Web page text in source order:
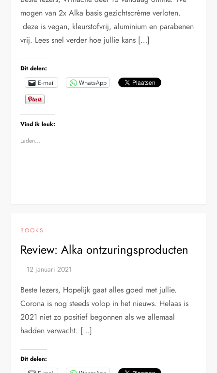
mogen van 2x Alka basis gezichtscrème verloten.
deze is vegan, kleurstofvrij, aluminium en parabenen
vrij. Lees snel verder hoe jullie kans […]
Dit delen:
E-mail WhatsApp
Vind ik leuk:
Laden...
BOOKS
Review: Alka ontzuringsproducten
Beste lezers, Hopelijk gaat alles goed met jullie.
Corona is nog steeds volop in het nieuws. Helaas is
2021 niet zo positief begonnen als we allemaal
hadden verwacht. […]
Dit delen: